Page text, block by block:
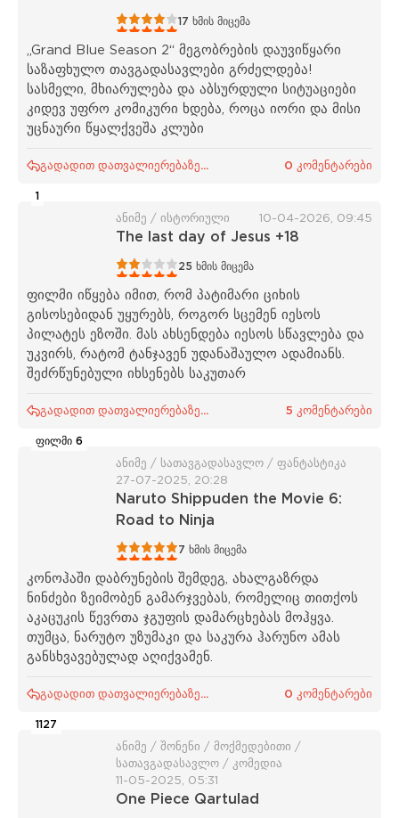
17 ხმის მიცემა
„Grand Blue Season 2“ მეგობრების დაუვიწყარი
საზაფხულო თავგადასავლები გრძელდება!
სასმელი, მხიარულება და აბსურდული სიტუაციები
კიდევ უფრო კომიკური ხდება, როცა იორი და მისი
უცნაური წყალქვეშა კლუბი
გადადით დათვალიერებაზე... 0 კომენტარები
1
ანიმე / ისტორიული 10-04-2026, 09:45
The last day of Jesus +18
25 ხმის მიცემა
ფილმი იწყება იმით, რომ პატიმარი ციხის
გისოსებიდან უყურებს, როგორ სცემენ იესოს
პილატეს ეზოში. მას ახსენდება იესოს სწავლება და
უკვირს, რატომ ტანჯავენ უდანაშაულო ადამიანს.
შეძრწუნებული იხსენებს საკუთარ
გადადით დათვალიერებაზე... 5 კომენტარები
ფილმი 6
ანიმე / სათავგადასავლო / ფანტასტიკა
27-07-2025, 20:28
Naruto Shippuden the Movie 6:
Road to Ninja
7 ხმის მიცემა
კონოჰაში დაბრუნების შემდეგ, ახალგაზრდა
ნინძები ზეიმობენ გამარჯვებას, რომელიც თითქოს
აკაცუკის წევრთა ჯგუფის დამარცხებას მოჰყვა.
თუმცა, ნარუტო უზუმაკი და საკურა ჰარუნო ამას
განსხვავებულად აღიქვამენ.
გადადით დათვალიერებაზე... 0 კომენტარები
1127
ანიმე / შონენი / მოქმედებითი /
სათავგადასავლო / კომედია
11-05-2025, 05:31
One Piece Qartulad